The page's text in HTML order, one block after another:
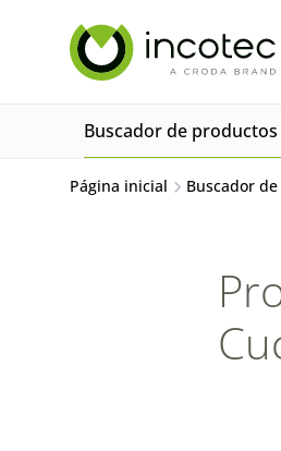
contenido
Buscador de productos
Página inicial Buscador